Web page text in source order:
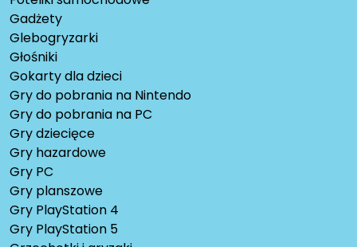
Gadżety
Glebogryzarki
Głośniki
Gokarty dla dzieci
Gry do pobrania na Nintendo
Gry do pobrania na PC
Gry dziecięce
Gry hazardowe
Gry PC
Gry planszowe
Gry PlayStation 4
Gry PlayStation 5